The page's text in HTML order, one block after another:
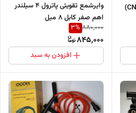
وایرشمع تقویتی پاترول 4 سیلندر
اهم صفر کابل 8 میل
880,000
3%
845,000
افزودن به سبد